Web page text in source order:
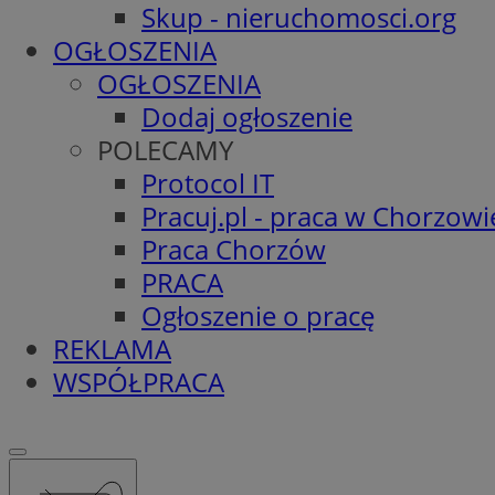
Skup - nieruchomosci.org
OGŁOSZENIA
OGŁOSZENIA
Dodaj ogłoszenie
POLECAMY
Protocol IT
Pracuj.pl - praca w
Praca Chorzów
PRACA
Ogłoszenie o pracę
REKLAMA
WSPÓŁPRACA